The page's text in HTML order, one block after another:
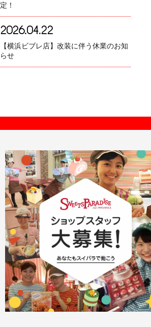
定！
2026.04.22
【横浜ビブレ店】改装に伴う休業のお知
らせ